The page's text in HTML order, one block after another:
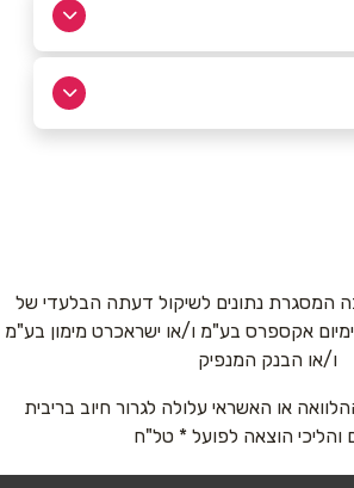
בפייסבוק באינסטגרם
המסגרת נתונים לשיקול דעתה הבלעדי של
אקספרס בע"מ ו/או ישראכרט מימון בע"מ
ו/או הבנק המנפיק
או האשראי עלולה לגרור חיוב בריבית
והליכי הוצאה לפועל * טל"ח